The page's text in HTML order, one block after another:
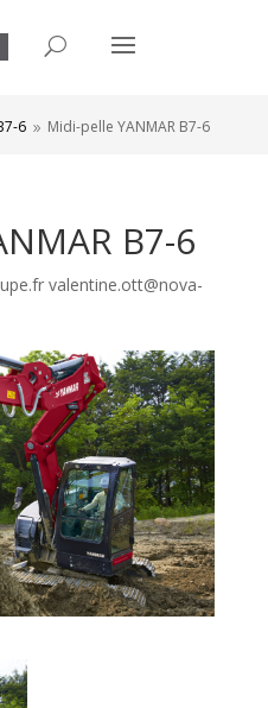
6 9 Midi-pelle YANMAR B7-6
B7-6
valentine.ott@nova-